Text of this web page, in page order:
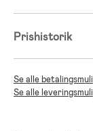
Prishistorik
Se alle
Se alle